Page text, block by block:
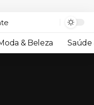
& Beleza Saúde